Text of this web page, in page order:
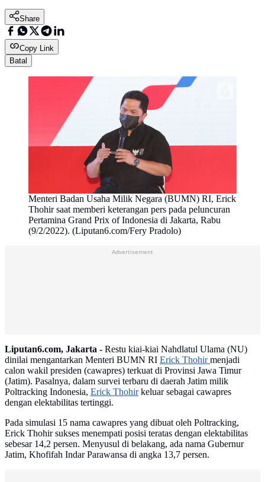
Share
Copy Link
Batal
Menteri Badan Usaha Milik Negara (BUMN) RI, Erick
Thohir saat memberi keterangan pers pada peluncuran
Pertamina Grand Prix of Indonesia di Jakarta, Rabu
(9/2/2022). (Liputan6.com/Fery Pradolo)
Advertisement
Liputan6.com, Jakarta - Restu kiai-kiai Nahdlatul Ulama (NU)
dinilai mengantarkan Menteri BUMN RI Erick Thohirmenjadi
calon wakil presiden (cawapres) terkuat di Provinsi Jawa Timur
(Jatim). Pasalnya, dalam survei terbaru di daerah Jatim milik
Poltracking Indonesia, Erick Thohirkeluar sebagai cawapres
dengan elektabilitas tertinggi.
Pada simulasi 15 nama cawapres yang dibuat oleh Poltracking,
Erick Thohir sukses menempati posisi teratas dengan elektabilitas
sebesar 14,2 persen. Menyusul di belakang, ada nama Gubernur
Jatim, Khofifah Indar Parawansa di angka 13,7 persen.